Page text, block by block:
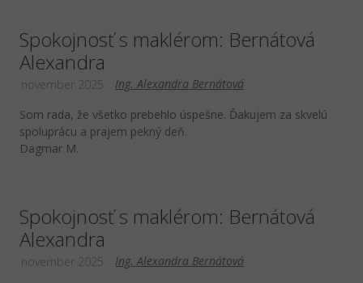
Spokojnosť s maklérom: Bernátová
Alexandra
Ing. Alexandra Bernátová
november 2025
Som rada, že všetko prebehlo úspešne. Ďakujem za skvelú
spoluprácu a prajem pekný deň.
Dagmar M.
Spokojnosť s maklérom: Bernátová
Alexandra
Ing. Alexandra Bernátová
november 2025